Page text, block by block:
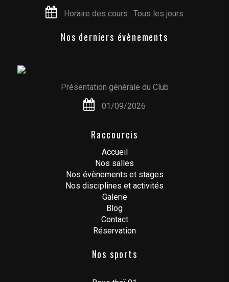
Horaire des cours : Tous les jours
Nos derniers évènements
Présentation générale du Club
01/09/2026
Raccourcis
Accueil
Nos salles
Nos évènements et stages
Nos disciplines et activités
Galerie
Blog
Contact
Réservation
Nos sports